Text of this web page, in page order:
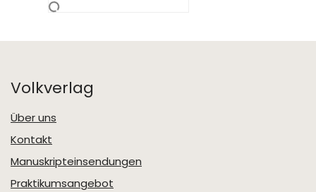
Volkverlag
Über uns
Kontakt
Manuskripteinsendungen
Praktikumsangebot